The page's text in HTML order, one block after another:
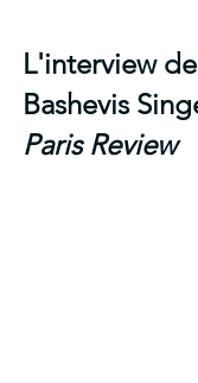
L'interview
Bashevis
Paris Review